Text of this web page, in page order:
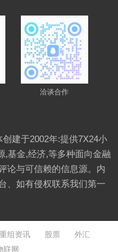
洽谈合作
建于2002年:提供7X24小
,基金,经济,等多种面向金融
论与可信赖的信息源。内
、如有侵权联系我们第一
重组资讯 股票
外汇
联网